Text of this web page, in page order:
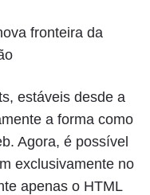
fronteira da
estáveis desde a
a forma como
Agora, é possível
exclusivamente no
apenas o HTML